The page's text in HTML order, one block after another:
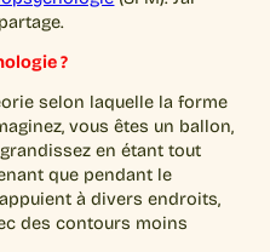
?
selon laquelle la forme
vous êtes un ballon,
en étant tout
que pendant le
à divers endroits,
des contours moins